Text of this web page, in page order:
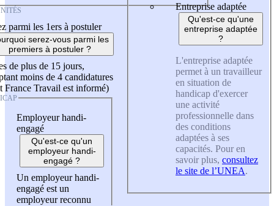
parmi les 1ers à postuler
serez-vous parmi les
premiers à postuler ?
de plus de 15 jours,
moins de 4 candidatures
France Travail est informé)
Employeur handi-
engagé
Qu'est-ce qu'un
employeur handi-
engagé ?
Un employeur handi-
engagé est un
employeur reconnu
Entreprise adaptée
Qu'est-ce qu'une
entreprise adaptée
?
L'entreprise adaptée
permet à un travailleur
en situation de
handicap d'exercer
une activité
professionnelle dans
des conditions
adaptées à ses
capacités. Pour en
savoir plus, consultez
le site de l’UNEA.